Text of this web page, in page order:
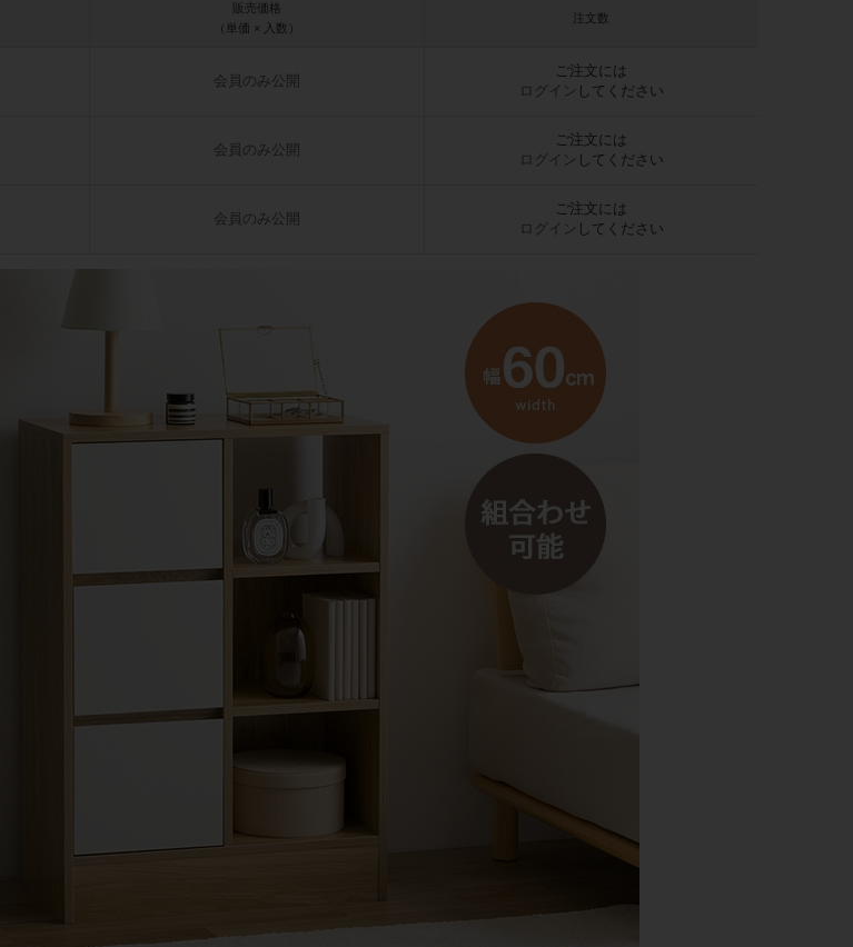
販売価格
（単価 × 入数）
注文数
会員のみ公開
ご注文には
ログイン してください
会員のみ公開
ご注文には
ログイン してください
会員のみ公開
ご注文には
ログイン してください